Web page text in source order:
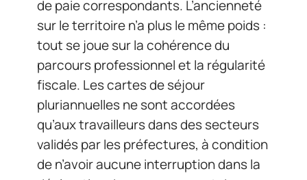
de paie correspondants. L’ancienneté
sur le territoire n’a plus le même poids :
tout se joue sur la cohérence du
parcours professionnel et la régularité
fiscale. Les cartes de séjour
pluriannuelles ne sont accordées
qu’aux travailleurs dans des secteurs
validés par les préfectures, à condition
de n’avoir aucune interruption dans la